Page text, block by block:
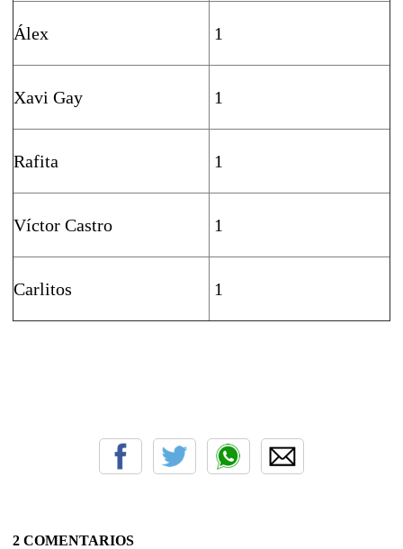
Álex 1
Xavi Gay 1
Rafita 1
Víctor Castro 1
Carlitos 1
2 COMENTARIOS